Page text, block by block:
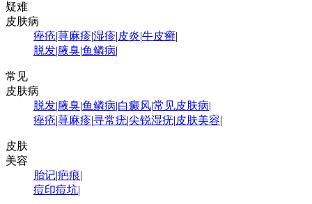
疑难
皮肤病
痤疮|荨麻疹|湿疹|皮炎|牛皮癣|
脱发|腋臭|鱼鳞病|
常见
皮肤病
脱发|腋臭|鱼鳞病|白癜风|常见皮肤病|
痤疮|荨麻疹|寻常疣|尖锐湿疣|皮肤美容|
皮肤
美容
胎记|疤痕|
痘印痘坑|